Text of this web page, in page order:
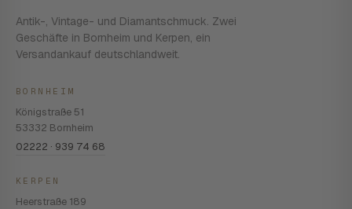
Antik-, Vintage- und Diamantschmuck. Zwei
Geschäfte in Bornheim und Kerpen, ein
Versandankauf deutschlandweit.
BORNHEIM
Königstraße 51
53332 Bornheim
02222 · 939 74 68
KERPEN
Heerstraße 189